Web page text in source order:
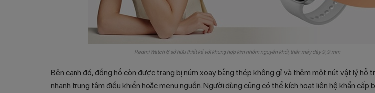
Redmi Watch 6 sở hữu thiết kế với khung hợp kim nhôm nguyên khối, thân máy dày 9,9 mm
Bên cạnh đó, đồng hồ còn được trang bị núm xoay bằng thép không gỉ và thêm một nút vật lý hỗ
nhanh trung tâm điều khiển hoặc menu nguồn. Người dùng cũng có thể kích hoạt liên hệ khẩn cấp